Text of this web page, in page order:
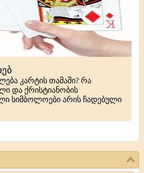
კარტის თამაში? რა
და ქრისტიანობის
სიმბოლოები არის ჩადებული